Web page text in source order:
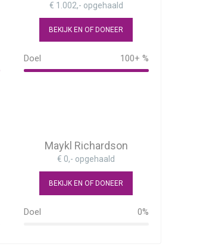
€ 1.002,- opgehaald
BEKIJK EN OF DONEER
Doel 100+ %
134%
Maykl Richardson
€ 0,- opgehaald
BEKIJK EN OF DONEER
Doel 0%